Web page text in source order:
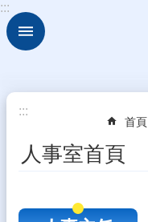
跳到主要內容區塊
進
關
古
坑
福
:::
:::
首頁
人事室首頁